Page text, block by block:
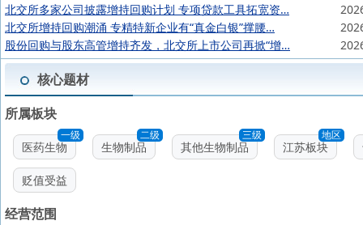
北交所多家公司披露增持回购计划 专项贷款工具拓宽资…
北交所增持回购潮涌 专精特新企业有“真金白银”撑腰…
股份回购与股东高管增持齐发，北交所上市公司再掀“增…
核心题材
所属板块
一级
医药生物
二级
生物制品
三级
其他生物制品
地区
江苏板块
贬值受益
经营范围